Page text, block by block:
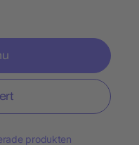
produkten